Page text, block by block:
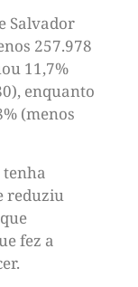
Salvador
257.978
11,7%
enquanto
(menos
reduziu
fez a